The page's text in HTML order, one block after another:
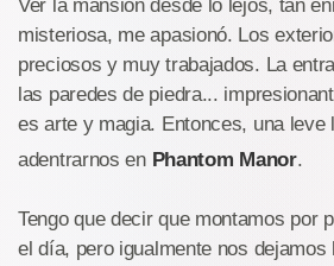
Ver la mansión desde lo lejos, tan
misteriosa, me apasionó. Los
preciosos y muy trabajados. La
las paredes de piedra...
es arte y magia. Entonces, una leve
adentrarnos en Phantom Manor.
Tengo que decir que montamos por
el día, pero igualmente nos dejamos